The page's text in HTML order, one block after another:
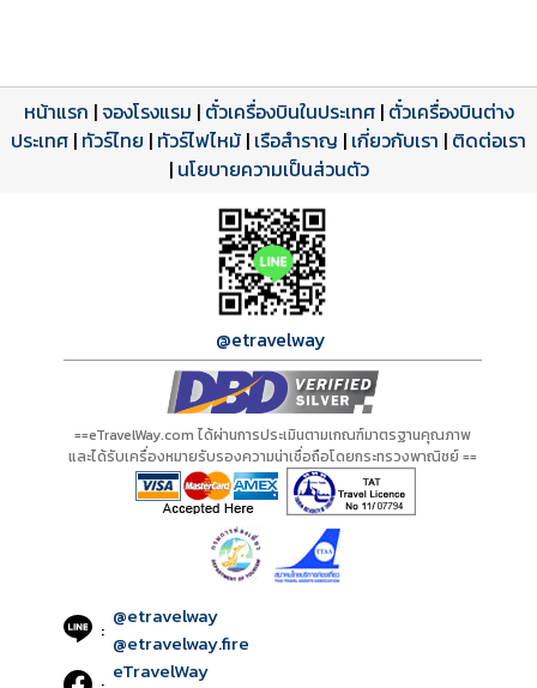
โปรแกรมทัวร์
ดาวน์โหลด PDF
รีวิวลูกค้าจริง
รีวิวจาก eTravelWay
เปิดหน้าเต็ม
ใบอนุญาตนำเที่ยว
เลขที่ 11/11450
เปิดหน้าเต็ม
หน้าแรก |จองโรงแรม | ตั๋วเครื่องบินในประเทศ| ตั๋วเครื่องบินต่าง
ประเทศ | ทัวร์ไทย | ทัวร์ไฟไหม้ | เรือสำราญ | เกี่ยวกับเรา | ติดต่อเรา
| นโยบายความเป็นส่วนตัว
@etravelway
==eTravelWay.com ได้ผ่านการประเมินตามเกณฑ์มาตรฐานคุณภาพ
และได้รับเครื่องหมายรับรองความน่าเชื่อถือโดยกระทรวงพาณิชย์ ==
: @etravelway
@etravelway.fire
eTravelWay